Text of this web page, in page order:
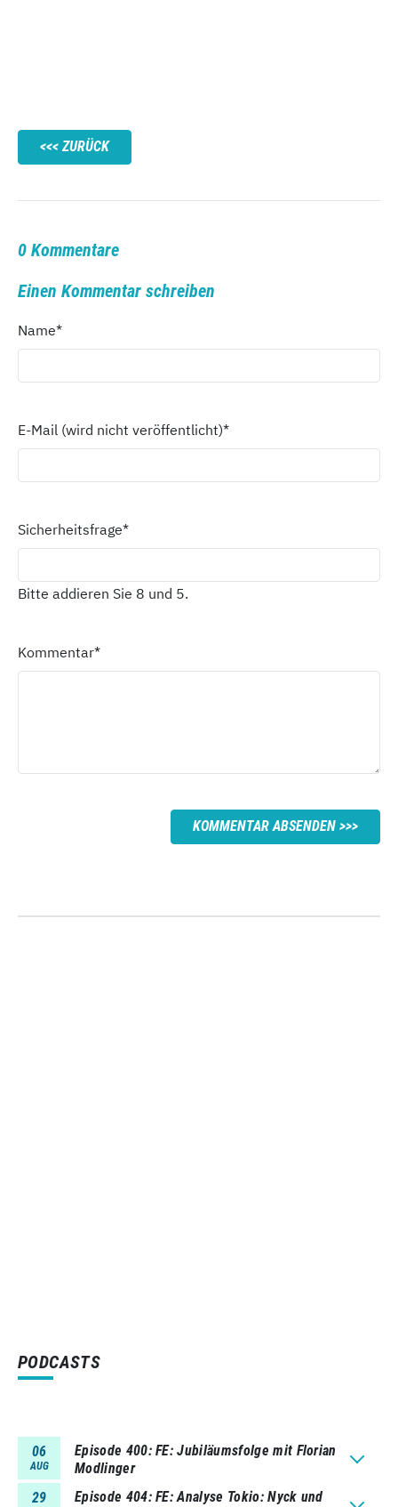
ZURÜCK
0 Kommentare
Einen Kommentar schreiben
Name*
E-Mail (wird nicht veröffentlicht)*
Sicherheitsfrage*
Bitte addieren Sie 8 und 5.
Kommentar*
KOMMENTAR ABSENDEN
PODCASTS
06
AUG
Episode 400 FE: Jubiläumsfolge mit Florian
Modlinger
29
Episode 404 FE: Analyse Tokio: Nyck und